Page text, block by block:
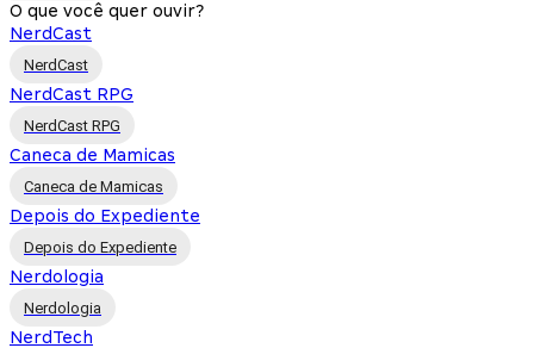
O que você quer ouvir?
NerdCast
NerdCast
NerdCast RPG
NerdCast RPG
Caneca de Mamicas
Caneca de Mamicas
Depois do Expediente
Depois do Expediente
Nerdologia
Nerdologia
NerdTech